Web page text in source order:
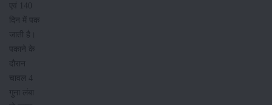
एवं 140
दिन में पक
जाती है।
पकाने के
दौरान
चावल 4
गुना लंबा